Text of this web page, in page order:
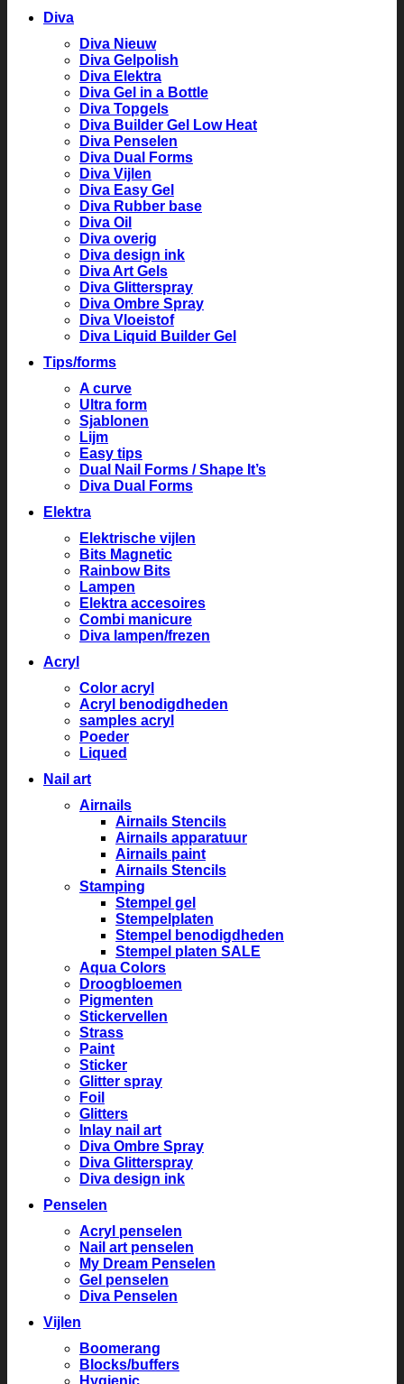
Diva
Diva Nieuw
Diva Gelpolish
Diva Elektra
Diva Gel in a Bottle
Diva Topgels
Diva Builder Gel Low Heat
Diva Penselen
Diva Dual Forms
Diva Vijlen
Diva Easy Gel
Diva Rubber base
Diva Oil
Diva overig
Diva design ink
Diva Art Gels
Diva Glitterspray
Diva Ombre Spray
Diva Vloeistof
Diva Liquid Builder Gel
Tips/forms
A curve
Ultra form
Sjablonen
Lijm
Easy tips
Dual Nail Forms / Shape It’s
Diva Dual Forms
Elektra
Elektrische vijlen
Bits Magnetic
Rainbow Bits
Lampen
Elektra accesoires
Combi manicure
Diva lampen/frezen
Acryl
Color acryl
Acryl benodigdheden
samples acryl
Poeder
Liqued
Nail art
Airnails
Airnails Stencils
Airnails apparatuur
Airnails paint
Airnails Stencils
Stamping
Stempel gel
Stempelplaten
Stempel benodigdheden
Stempel platen SALE
Aqua Colors
Droogbloemen
Pigmenten
Stickervellen
Strass
Paint
Sticker
Glitter spray
Foil
Glitters
Inlay nail art
Diva Ombre Spray
Diva Glitterspray
Diva design ink
Penselen
Acryl penselen
Nail art penselen
My Dream Penselen
Gel penselen
Diva Penselen
Vijlen
Boomerang
Blocks/buffers
Hygienic